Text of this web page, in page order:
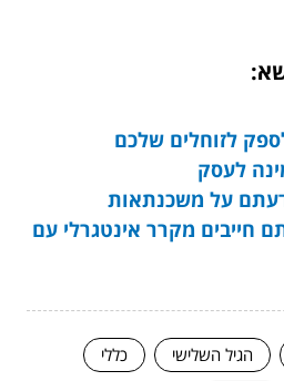
לזוחלים שלכם
לעסק
חייבים מקרר אינטגרלי עם
הגיל השלישי
כללי